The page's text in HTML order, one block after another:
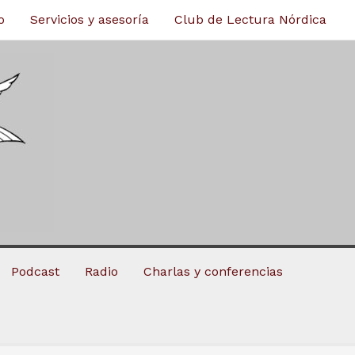
Servicios y asesoría Club de Lectura Nórdica
Podcast Radio Charlas y conferencias